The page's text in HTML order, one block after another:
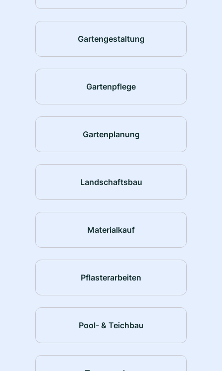
Gartengestaltung
Gartenpflege
Gartenplanung
Landschaftsbau
Materialkauf
Pflasterarbeiten
Pool- & Teichbau